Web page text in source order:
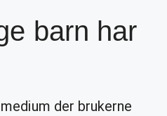
barn har
der brukerne